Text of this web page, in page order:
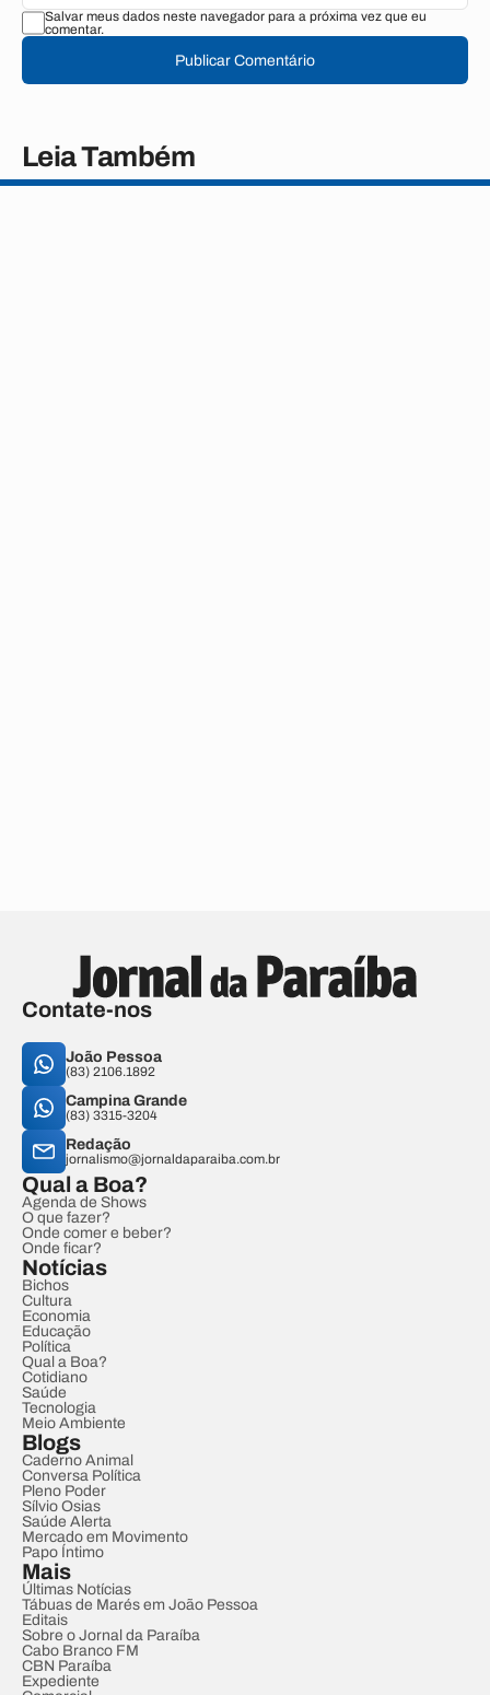
Salvar meus dados neste navegador para a próxima vez que eu
comentar.
Publicar Comentário
Leia Também
Contate-nos
João Pessoa
(83) 2106.1892
Campina Grande
(83) 3315-3204
Redação
jornalismo@jornaldaparaiba.com.br
Qual a Boa?
Agenda de Shows
O que fazer?
Onde comer e beber?
Onde ficar?
Notícias
Bichos
Cultura
Economia
Educação
Política
Qual a Boa?
Cotidiano
Saúde
Tecnologia
Meio Ambiente
Blogs
Caderno Animal
Conversa Política
Pleno Poder
Sílvio Osias
Saúde Alerta
Mercado em Movimento
Papo Íntimo
Mais
Últimas Notícias
Tábuas de Marés em João Pessoa
Editais
Sobre o Jornal da Paraíba
Cabo Branco FM
CBN Paraíba
Expediente